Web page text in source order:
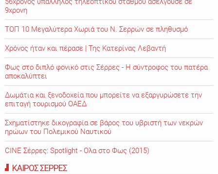
9χρονη
ΤΟΠ 10 Μεγαλύτερα Χωριά του Ν. Σερρών σε πληθυσμό
Χρόνος ήταν και πέρασε | Της Κατερίνας Λεβαντή
Φως στο διπλό φονικό στις Σέρρες - Η σύντροφος του πατέρα
αποκαλύπτει
Δωμάτια και ξενοδοχεία που μπορείτε να εξαργυρώσετε την
επιταγή τουρισμού ΟΑΕΔ
Σχηματίστηκε δικογραφία σε βάρος του υβριστή των νεκρών
ηρώων του Πολεμικού Ναυτικού
CINE Σέρρες: Spotlight - Ολα στο Φως (2015)
ΚΑΙΡΟΣ ΣΕΡΡΕΣ